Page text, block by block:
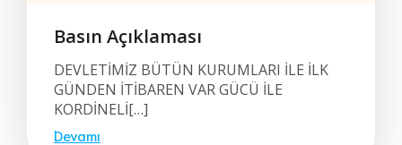
Basın Açıklaması
DEVLETİMİZ BÜTÜN KURUMLARI İLE İLK
GÜNDEN İTİBAREN VAR GÜCÜ İLE
KORDİNELİ[…]
Devamı